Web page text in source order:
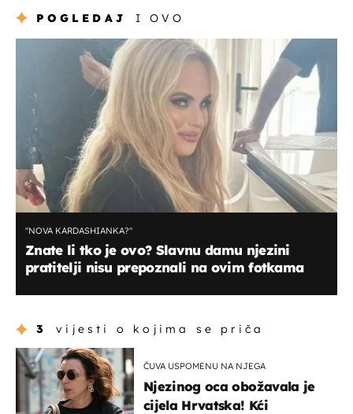
POGLEDAJ I OVO
''NOVA KARDASHIANKA?''
Znate li tko je ovo? Slavnu damu njezini
pratitelji nisu prepoznali na ovim fotkama
3 vijesti o kojima se priča
ČUVA USPOMENU NA NJEGA
Njezinog oca obožavala je
cijela Hrvatska! Kći